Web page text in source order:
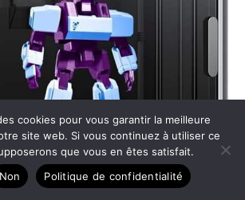
cookies pour vous garantir la meilleure
site web. Si vous continuez à utiliser ce
que vous en êtes satisfait.
Non Politique de confidentialité